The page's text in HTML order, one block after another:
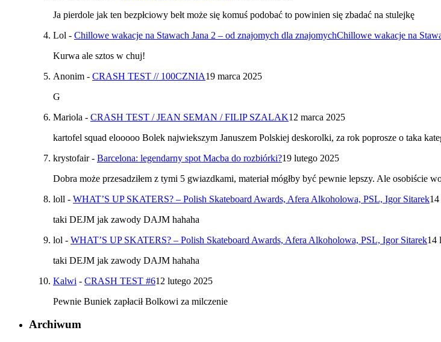
Ja pierdole jak ten bezpłciowy bełt może się komuś podobać to powinien się zbadać na stulejkę
Lol - Chillowe wakacje na Stawach Jana 2 – od znajomych dla znajomychChillowe wakacje na
Kurwa ale sztos w chuj!
Anonim - CRASH TEST // 100CZNIA19 marca 2025
G
Mariola - CRASH TEST / JEAN SEMAN / FILIP SZALAK12 marca 2025
kartofel squad elooooo Bolek najwiekszym Januszem Polskiej deskorolki, za rok poprosze o taka
krystofair- Barcelona: legendarny spot Macba do rozbiórki?19 lutego 2025
Dobra może przesadziłem z tymi 5 gwiazdkami, materiał mógłby być pewnie lepszy. Ale osobiście
loll - WHAT’S UP SKATERS? – Polish Skateboard Awards, Afera Alkoholowa, PSL, Igor Sitarek
taki DEJM jak zawody DAJM hahaha
lol - WHAT’S UP SKATERS? – Polish Skateboard Awards, Afera Alkoholowa, PSL, Igor Sitarek14
taki DEJM jak zawody DAJM hahaha
Kalwi - CRASH TEST #612 lutego 2025
Pewnie Buniek zapłacił Bolkowi za milczenie
Archiwum